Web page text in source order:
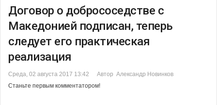
Договор о добрососедстве с
Македонией подписан, теперь
следует его практическая
реализация
Среда, 02 августа 2017 13:42
Автор Александр Новинков
Станьте первым комментатором!